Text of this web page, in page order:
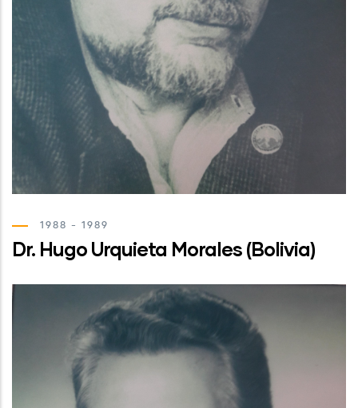
1988 - 1989
Dr. Hugo Urquieta Morales (Bolivia)